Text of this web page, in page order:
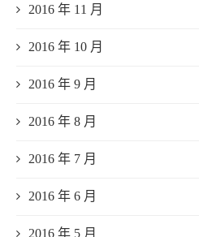
2016 年 11 月
2016 年 10 月
2016 年 9 月
2016 年 8 月
2016 年 7 月
2016 年 6 月
2016 年 5 月